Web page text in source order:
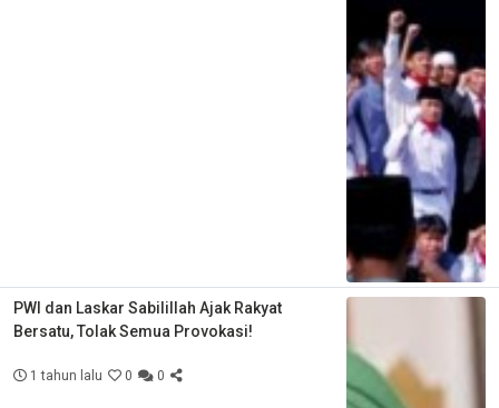
PWI dan Laskar Sabilillah Ajak Rakyat
Bersatu, Tolak Semua Provokasi!
1 tahun lalu 0 0